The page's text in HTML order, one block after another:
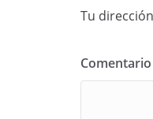
Tu
Comentario